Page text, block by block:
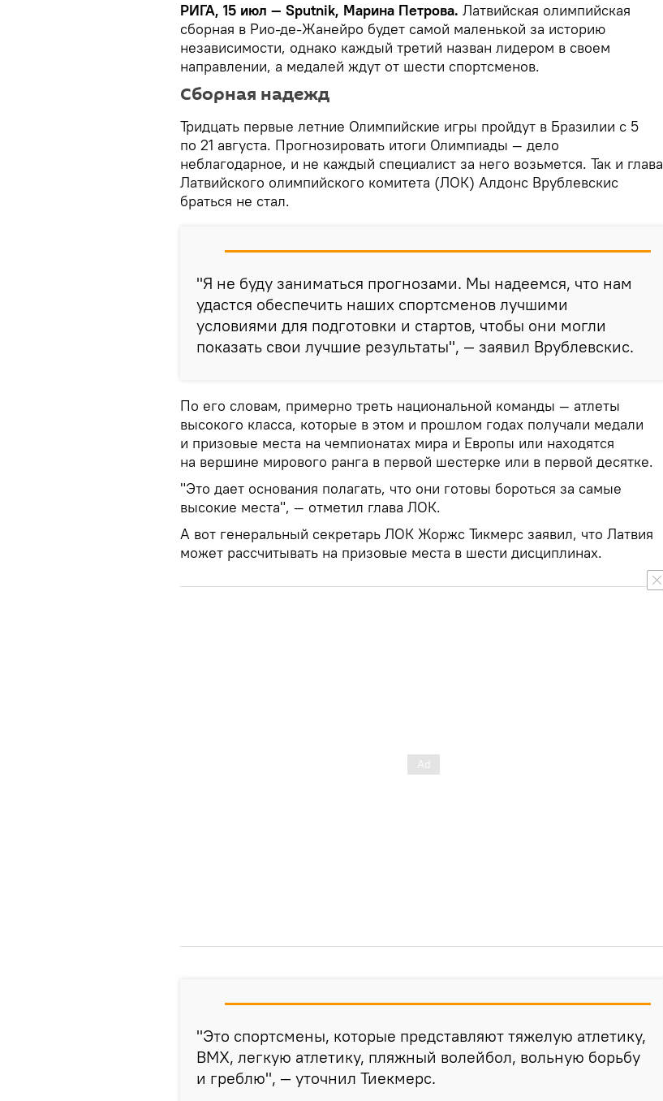
РИГА, 15 июл — Sputnik, Марина Петрова. Латвийская олимпийская
сборная в Рио-де-Жанейро будет самой маленькой за историю
независимости, однако каждый третий назван лидером в своем
направлении, а медалей ждут от шести спортсменов.
Сборная надежд
Тридцать первые летние Олимпийские игры пройдут в Бразилии с 5
по 21 августа. Прогнозировать итоги Олимпиады — дело
неблагодарное, и не каждый специалист за него возьмется. Так и глава
Латвийского олимпийского комитета (ЛОК) Алдонс Врублевскис
браться не стал.
"Я не буду заниматься прогнозами. Мы надеемся, что нам
удастся обеспечить наших спортсменов лучшими
условиями для подготовки и стартов, чтобы они могли
показать свои лучшие результаты", — заявил Врублевскис.
По его словам, примерно треть национальной команды — атлеты
высокого класса, которые в этом и прошлом годах получали медали
и призовые места на чемпионатах мира и Европы или находятся
на вершине мирового ранга в первой шестерке или в первой десятке.
"Это дает основания полагать, что они готовы бороться за самые
высокие места", — отметил глава ЛОК.
А вот генеральный секретарь ЛОК Жоржс Тикмерс заявил, что Латвия
может рассчитывать на призовые места в шести дисциплинах.
"Это спортсмены, которые представляют тяжелую атлетику,
BMX, легкую атлетику, пляжный волейбол, вольную борьбу
и греблю", — уточнил Тиекмерс.